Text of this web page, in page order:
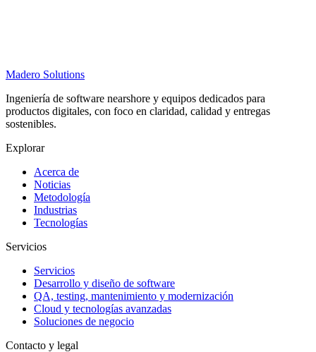
Madero Solutions
Ingeniería de software nearshore y equipos dedicados para
productos digitales, con foco en claridad, calidad y entregas
sostenibles.
Explorar
Acerca de
Noticias
Metodología
Industrias
Tecnologías
Servicios
Servicios
Desarrollo y diseño de software
QA, testing, mantenimiento y modernización
Cloud y tecnologías avanzadas
Soluciones de negocio
Contacto y legal